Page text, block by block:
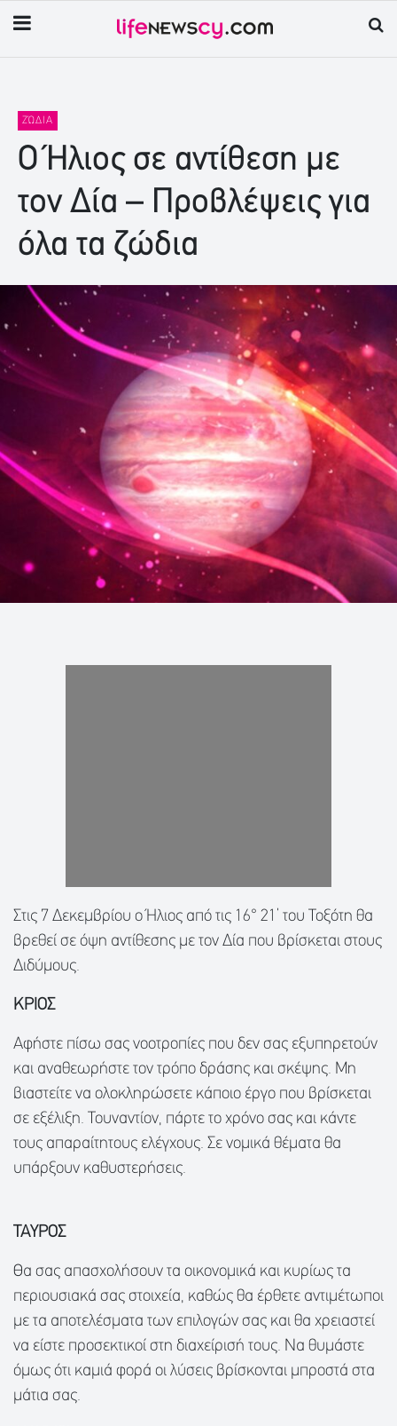
ΖΏΔΙΑ
Ο Ήλιος σε αντίθεση με
τον Δία – Προβλέψεις για
όλα τα ζώδια
Στις 7 Δεκεμβρίου ο Ήλιος από τις 16° 21’ του Τοξότη θα
βρεθεί σε όψη αντίθεσης με τον Δία που βρίσκεται στους
Διδύμους.
ΚΡΙΟΣ
Αφήστε πίσω σας νοοτροπίες που δεν σας εξυπηρετούν
και αναθεωρήστε τον τρόπο δράσης και σκέψης. Μη
βιαστείτε να ολοκληρώσετε κάποιο έργο που βρίσκεται
σε εξέλιξη. Τουναντίον, πάρτε το χρόνο σας και κάντε
τους απαραίτητους ελέγχους. Σε νομικά θέματα θα
υπάρξουν καθυστερήσεις.
ΤΑΥΡΟΣ
Θα σας απασχολήσουν τα οικονομικά και κυρίως τα
περιουσιακά σας στοιχεία, καθώς θα έρθετε αντιμέτωποι
με τα αποτελέσματα των επιλογών σας και θα χρειαστεί
να είστε προσεκτικοί στη διαχείρισή τους. Να θυμάστε
όμως ότι καμιά φορά οι λύσεις βρίσκονται μπροστά στα
μάτια σας.